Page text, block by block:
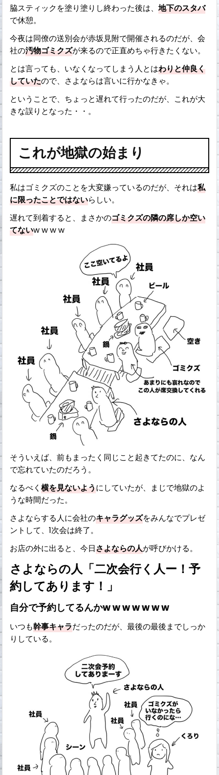
脇スティックを塗り塗りし終わった後は、地下のスタバ
で休憩。
今夜は同僚の送別会が赤坂見附で開催されるのだが、会
社の汚物ゴミクズが来るので正直めちゃ行きたくない。
とは言っても、いなくなってしまう人とはわりと仲良く
していたので、さよならは言いに行かなきゃ。
ということで、ちょっと遅れて行ったのだが、これが大
きな誤りとなった・・。
これが地獄の始まり
私はゴミクズのことを大変嫌っているのだが、それは私
に限ったことではないらしい。
遅れて到着すると、まさかのゴミクズの隣の席しか空い
てないw w w w
そういえば、前もまったく同じこと起きてたのに、なん
で忘れていたのだろう。
なるべく横を見ないようにしていたが、まじで地獄のよ
うな時間だった。
さよならする人に会社のキャラグッズをみんなでプレゼ
ントして、1次会は終了。
お店の外に出ると、今日さよならの人が呼びかける。
さよならの人「二次会行く人ー！予
約してあります！」
自分で予約してるんかw w w w w w w
いつも幹事キャラだったのだが、最後の最後までしっか
りしている。